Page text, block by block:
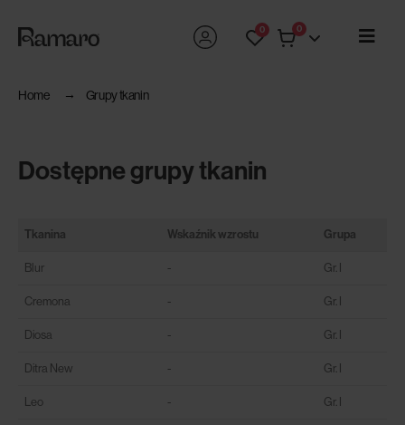
0 0
Home Grupy tkanin
Dostępne grupy tkanin
Tkanina Wskaźnik wzrostu Grupa
Blur - Gr. I
Cremona - Gr. I
Diosa - Gr. I
Ditra New - Gr. I
Leo - Gr. I